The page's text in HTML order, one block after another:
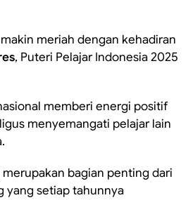
meriah dengan kehadiran
, Puteri Pelajar Indonesia 2025
memberi energi positif
menyemangati pelajar lain
bagian penting dari
yang setiap tahunnya